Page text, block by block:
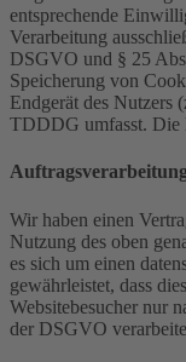
entsprechende
Verarbeitung
DSGVO und § 25
Speicherung von
Endgerät des Nutzers
TDDDG umfasst. Die
Wir haben einen
Nutzung des oben
es sich um einen
gewährleistet, dass
Websitebesucher nur
der DSGVO